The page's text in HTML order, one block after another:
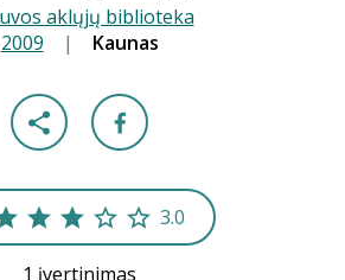
aklųjų biblioteka
2009 | Kaunas
3.0
1 įvertinimas